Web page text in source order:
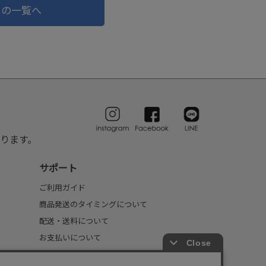
一覧へ
ます。
サポート
ご利用ガイド
商品発送のタイミングについて
配送・送料について
お支払いについて
返品・交換について